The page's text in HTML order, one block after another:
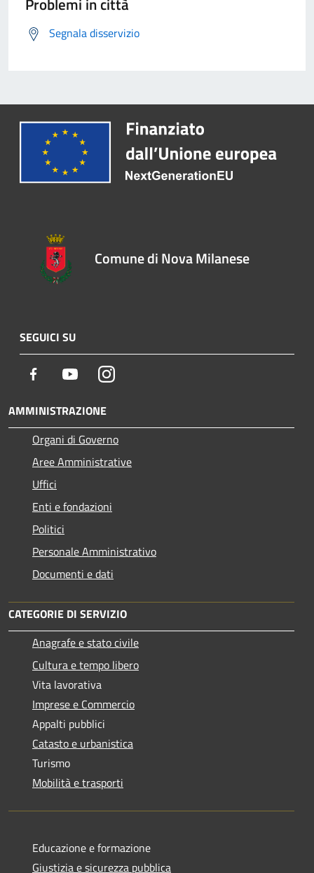
Segnala disservizio
Comune di Nova Milanese
SEGUICI SU
Facebook YoutubeInstagram
AMMINISTRAZIONE
Organi di Governo
Aree Amministrative
Uffici
Enti e fondazioni
Politici
Personale Amministrativo
Documenti e dati
CATEGORIE DI SERVIZIO
Anagrafe e stato civile
Cultura e tempo libero
Vita lavorativa
Imprese e Commercio
Appalti pubblici
Catasto e urbanistica
Turismo
Mobilità e trasporti
Educazione e formazione
Giustizia e sicurezza pubblica